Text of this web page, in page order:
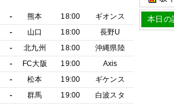
- 熊本 18:00
ギオンス
- 山口 18:00
長野U
- 北九州 18:00
沖縄県陸
- FC大阪 19:00
Axis
- 松本 19:00
ギケンス
- 群馬 19:00
白波スタ
本日の